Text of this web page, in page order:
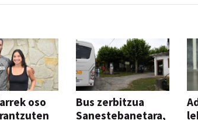
oso
Bus zerbitzua
Sanestebanetara,